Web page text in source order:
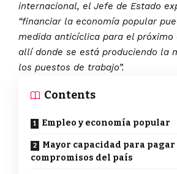
internacional, el Jefe de Estado
“financiar la economía popular
medida anticíclica para el próximo
allí donde se está produciendo la
los puestos de trabajo”.
Contents
Empleo y economía popular
Mayor capacidad para pagar
compromisos del país